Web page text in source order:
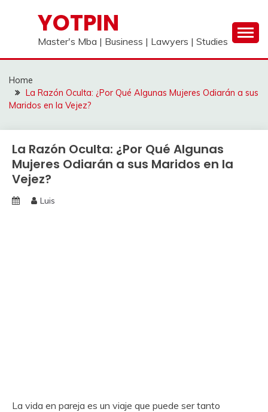
YOTPIN
Master's Mba | Business | Lawyers | Studies
Home
La Razón Oculta: ¿Por Qué Algunas Mujeres Odiarán a sus
Maridos en la Vejez?
La Razón Oculta: ¿Por Qué Algunas
Mujeres Odiarán a sus Maridos en la
Vejez?
Luis
La vida en pareja es un viaje que puede ser tanto